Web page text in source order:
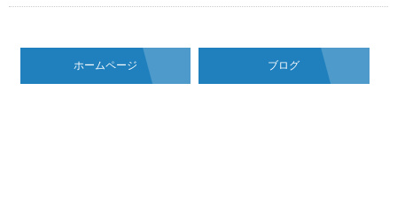
ホームページ ブログ